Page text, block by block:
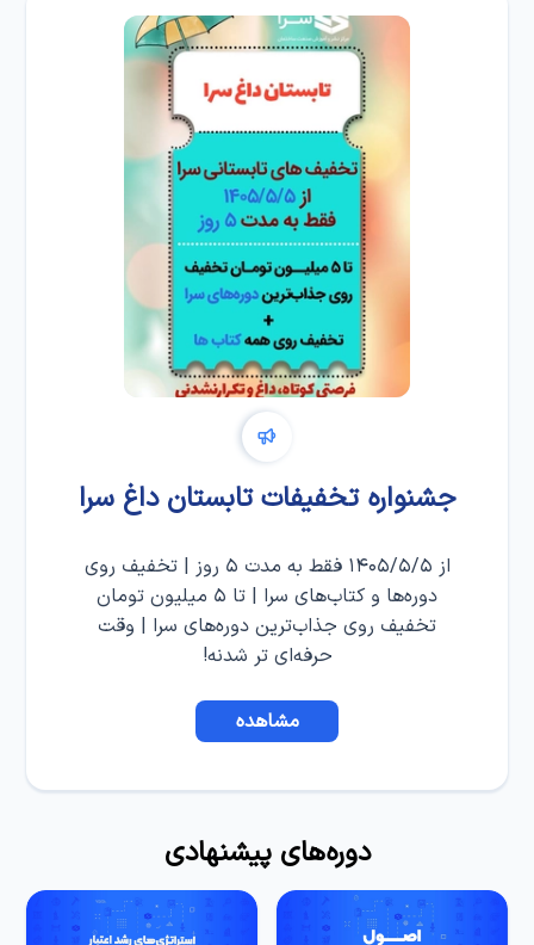
جشنواره تخفیفات تابستان داغ سرا
از ۱۴۰۵/۵/۵ فقط به مدت ۵ روز | تخفیف روی
دوره‌ها و کتاب‌های سرا | تا ۵ میلیون تومان
تخفیف روی جذاب‌ترین دوره‌های سرا | وقت
حرفه‌ای تر شدنه!
مشاهده
دوره‌های پیشنهادی